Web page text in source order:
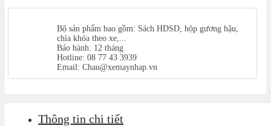
Bộ sản phẩm bao gồm: Sách HDSD, hộp gương hậu,
chìa khóa theo xe,...
Bảo hành: 12 tháng
Hotline: 08 77 43 3939
Email: Chau@xemaynhap.vn
Thông tin chi tiết